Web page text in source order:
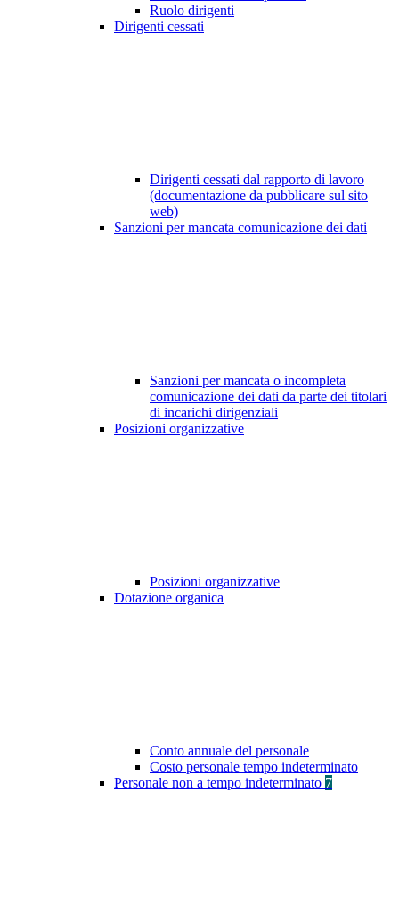
Ruolo dirigenti
Dirigenti cessati
Dirigenti cessati dal rapporto di lavoro
(documentazione da pubblicare sul sito
web)
Sanzioni per mancata comunicazione dei dati
Sanzioni per mancata o incompleta
comunicazione dei dati da parte dei titolari
di incarichi dirigenziali
Posizioni organizzative
Posizioni organizzative
Dotazione organica
Conto annuale del personale
Costo personale tempo indeterminato
Personale non a tempo indeterminato 7